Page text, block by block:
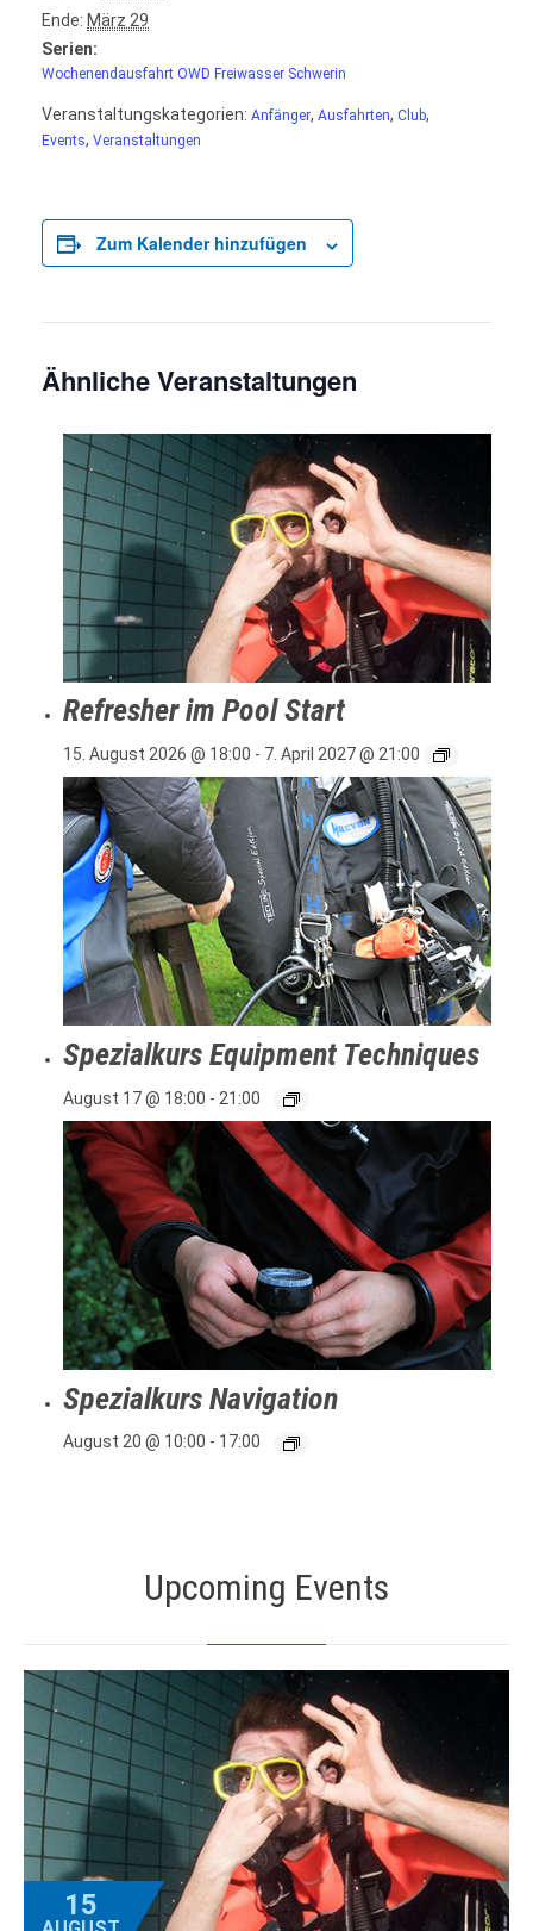
Ende: März 29
Serien:
Wochenendausfahrt OWD Freiwasser Schwerin
Veranstaltungskategorien: Anfänger, Ausfahrten, Club,
Events, Veranstaltungen
Zum Kalender hinzufügen
Ähnliche Veranstaltungen
Refresher im Pool Start
15. August 2026 @ 18:00 - 7. April 2027 @ 21:00
Spezialkurs Equipment Techniques
August 17 @ 18:00 - 21:00
Spezialkurs Navigation
August 20 @ 10:00 - 17:00
Upcoming Events
15